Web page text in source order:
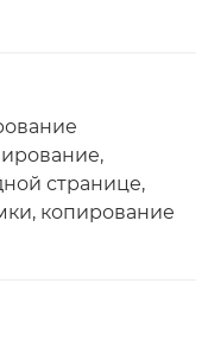
странице,
копирование